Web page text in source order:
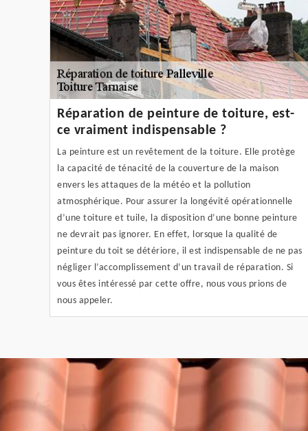
Réparation de peinture de toiture, est-
ce vraiment indispensable ?
La peinture est un revêtement de la toiture. Elle protège
la capacité de ténacité de la couverture de la maison
envers les attaques de la météo et la pollution
atmosphérique. Pour assurer la longévité opérationnelle
d’une toiture et tuile, la disposition d’une bonne peinture
ne devrait pas ignorer. En effet, lorsque la qualité de
peinture du toit se détériore, il est indispensable de ne pas
négliger l’accomplissement d’un travail de réparation. Si
vous êtes intéressé par cette offre, nous vous prions de
nous appeler.